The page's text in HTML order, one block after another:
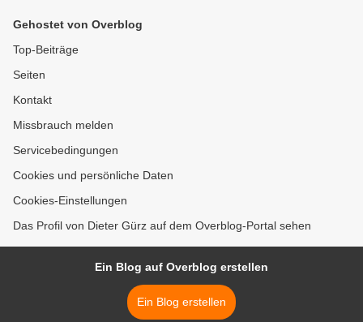
Gehostet von Overblog
Top-Beiträge
Seiten
Kontakt
Missbrauch melden
Servicebedingungen
Cookies und persönliche Daten
Cookies-Einstellungen
Das Profil von Dieter Gürz auf dem Overblog-Portal sehen
Ein Blog auf Overblog erstellen
Ein Blog erstellen